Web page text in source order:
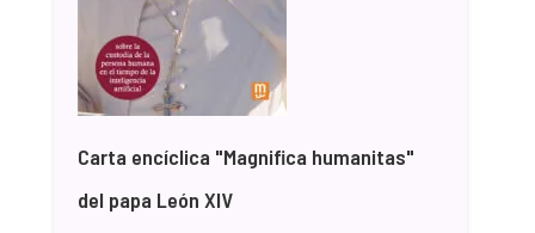
Carta encíclica "Magnifica humanitas"
del papa León XIV